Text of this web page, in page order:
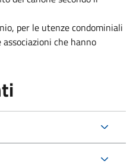
per le utenze condominiali
che hanno